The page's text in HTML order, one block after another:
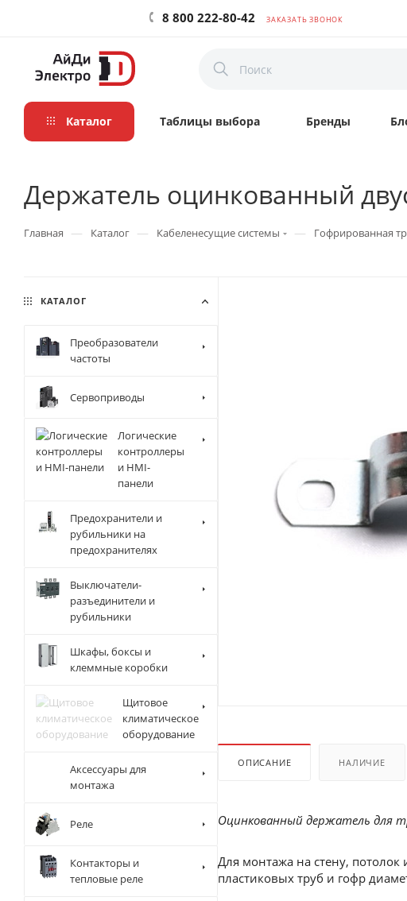
8 800 222-80-42 ЗАКАЗАТЬ ЗВОНОК
Каталог Таблицы выбора Бренды
Держатель оцинкованный
Главная — Каталог — Кабеленесущие системы — Гофрированная
ОПИСАНИЕ НАЛИЧИЕ
Оцинкованный держатель для
Для монтажа на стену,
пластиковых труб и гофр
КАТАЛОГ
Преобразователи
частоты
Сервоприводы
Логические
контроллеры
и HMI-
панели
Предохранители и
рубильники на
предохранителях
Выключатели-
разъединители и
рубильники
Шкафы, боксы и
клеммные коробки
Щитовое
климатическое
оборудование
Аксессуары для
монтажа
Реле
Контакторы и
тепловые реле